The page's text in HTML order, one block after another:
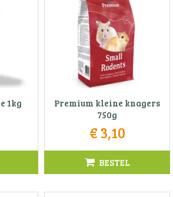
1kg
Premium kleine knagers
750g
€3,10
BESTEL